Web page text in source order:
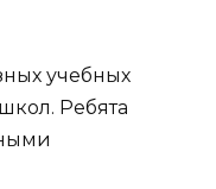
учебных
Ребята